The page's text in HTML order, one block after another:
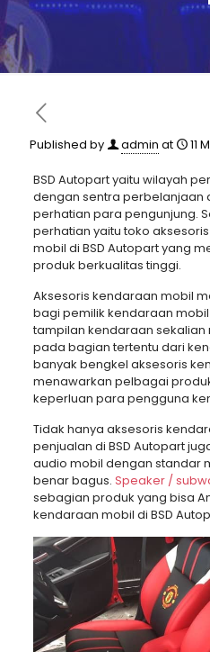
Published by admin at 11
BSD Autopart yaitu wilayah
dengan sentra perbelanjaan
perhatian para pengunjung.
perhatian yaitu toko
mobil di BSD Autopart yang
produk berkualitas tinggi.
Aksesoris kendaraan mobil
bagi pemilik kendaraan
tampilan kendaraan
pada bagian tertentu dari
banyak bengkel aksesoris
menawarkan pelbagai
keperluan para pengguna
Tidak hanya aksesoris
penjualan di BSD Autopart
audio mobil dengan standar
benar bagus. Speaker /
sebagian produk yang bisa
kendaraan mobil di BSD